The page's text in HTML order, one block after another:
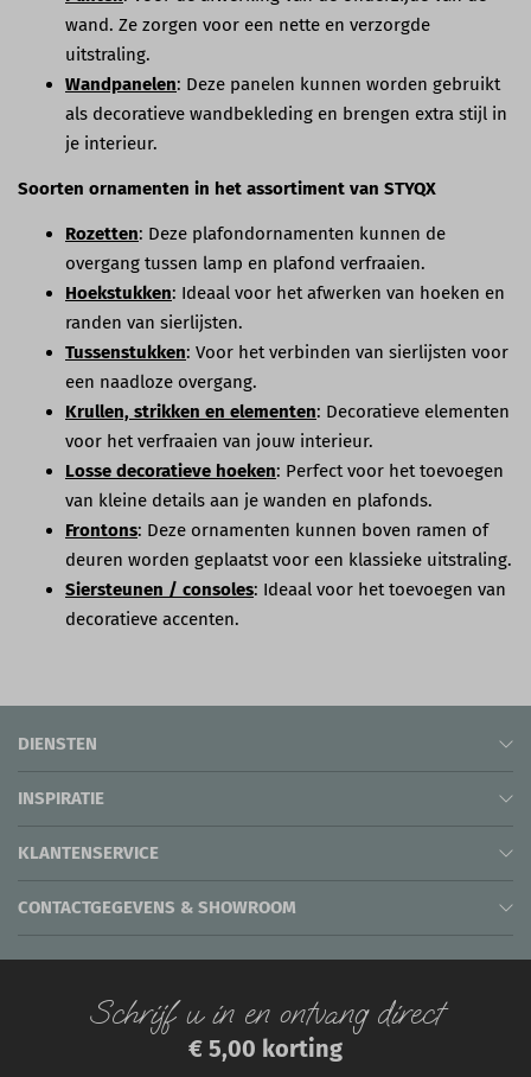
wand. Ze zorgen voor een nette en verzorgde
uitstraling.
Wandpanelen: Deze panelen kunnen worden gebruikt
als decoratieve wandbekleding en brengen extra stijl in
je interieur.
Soorten ornamenten in het assortiment van STYQX
Rozetten: Deze plafondornamenten kunnen de
overgang tussen lamp en plafond verfraaien.
Hoekstukken: Ideaal voor het afwerken van hoeken en
randen van sierlijsten.
Tussenstukken: Voor het verbinden van sierlijsten voor
een naadloze overgang.
Krullen, strikken en elementen: Decoratieve elementen
voor het verfraaien van jouw interieur.
Losse decoratieve hoeken: Perfect voor het toevoegen
van kleine details aan je wanden en plafonds.
Frontons: Deze ornamenten kunnen boven ramen of
deuren worden geplaatst voor een klassieke uitstraling.
Siersteunen / consoles: Ideaal voor het toevoegen van
decoratieve accenten.
DIENSTEN
INSPIRATIE
KLANTENSERVICE
CONTACTGEGEVENS & SHOWROOM
Schrijf u in en ontvang direct
€ 5,00 korting